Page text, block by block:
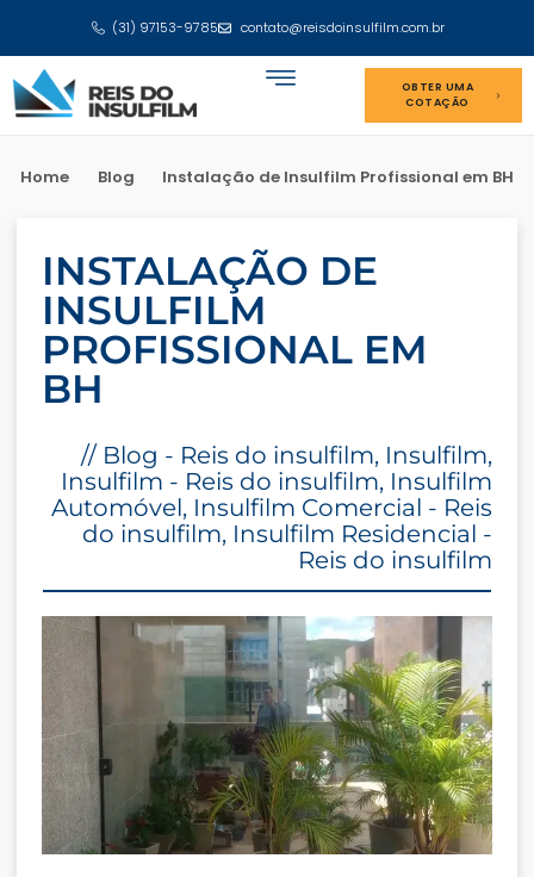
(31) 97153-9785 contato@reisdoinsulfilm.com.br
OBTER UMA
COTAÇÃO
Home Blog Instalação de Insulfilm Profissional em BH
INSTALAÇÃO DE
INSULFILM
PROFISSIONAL EM
BH
// Blog - Reis do insulfilm, Insulfilm,
Insulfilm - Reis do insulfilm, Insulfilm
Automóvel, Insulfilm Comercial - Reis
do insulfilm, Insulfilm Residencial -
Reis do insulfilm